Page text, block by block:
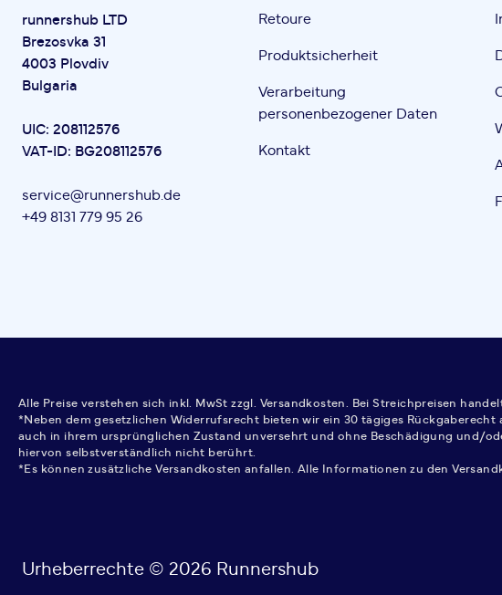
runnershub LTD
Brezosvka 31
4003 Plovdiv
Bulgaria
UIC: 208112576
VAT-ID: BG208112576
service@runnershub.de
+49 8131 779 95 26
Retoure
Produktsicherheit
Verarbeitung
personenbezogener Daten
Kontakt
Alle Preise verstehen sich inkl. MwSt zzgl. Versandkosten. Bei Streichpreisen
*Neben dem gesetzlichen Widerrufsrecht bieten wir ein 30 tägiges
auch in ihrem ursprünglichen Zustand unversehrt und ohne Beschädigung und/
hiervon selbstverständlich nicht berührt.
*Es können zusätzliche Versandkosten anfallen. Alle Informationen zu den
Urheberrechte © 2026 Runnershub